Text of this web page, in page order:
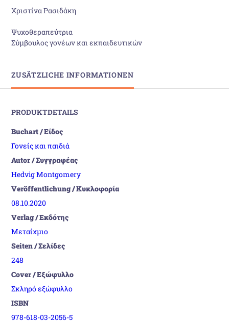
Χριστίνα Ρασιδάκη
Ψυχοθεραπεύτρια
Σύµβουλος γονέων και εκπαιδευτικών
ZUSÄTZLICHE INFORMATIONEN
PRODUKTDETAILS
Buchart / Είδος
Γονείς και παιδιά
Autor / Συγγραφέας
Hedvig Montgomery
Veröffentlichung / Κυκλοφορία
08.10.2020
Verlag / Εκδότης
Μεταίχμιο
Seiten / Σελίδες
248
Cover / Εξώφυλλο
Σκληρό εξώφυλλο
ISBN
978-618-03-2056-5